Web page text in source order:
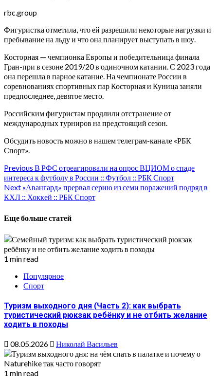
rbc.group
Фигуристка отметила, что ей разрешили некоторые нагрузки и
пребывание на льду и что она планирует выступать в шоу.
Косторная — чемпионка Европы и победительница финала
Гран-при в сезоне 2019/20 в одиночном катании. С 2023 года
она перешла в парное катание. На чемпионате России в
соревнованиях спортивных пар Косторная и Куница заняли
предпоследнее, девятое место.
Российским фигуристам продлили отстранение от
международных турниров на предстоящий сезон.
Обсудить новость можно в нашем телеграм-канале «РБК
Спорт».
Continue
Reading
Previous В РФС отреагировали на опрос ВЦИОМ о спаде
интереса к футболу в России :: Футбол :: РБК Спорт
Next «Авангард» прервал серию из семи поражений подряд в
КХЛ :: Хоккей :: РБК Спорт
Еще больше статей
1 min read
Популярное
Спорт
Туризм выходного дня (Часть 2): как выбрать
туристический рюкзак ребёнку и не отбить желание
ходить в походы
08.05.2026 Николай Васильев
1 min read